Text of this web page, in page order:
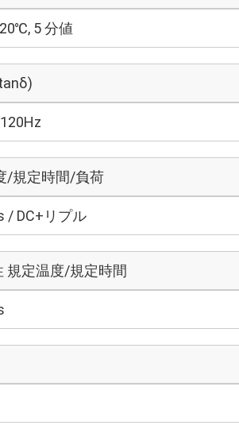
5 分値
/規定時間/負荷
/ DC+リプル
規定温度/規定時間